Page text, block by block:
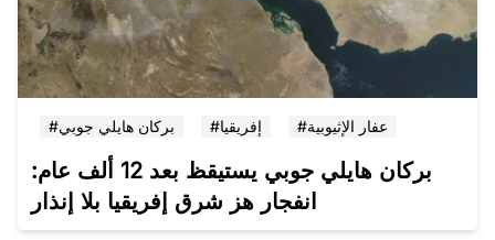
#بركان هايلي جوبي #إفريقيا #عفار الإثيوبية
بركان هايلي جوبي يستيقظ بعد 12 ألف عام:
انفجار هز شرق إفريقيا بلا إنذار